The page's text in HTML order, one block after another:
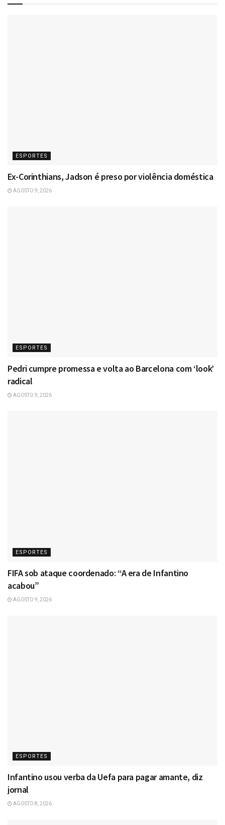
ESPORTES
Ex-Corinthians, Jadson é preso por violência doméstica
AGOSTO 9, 2026
ESPORTES
Pedri cumpre promessa e volta ao Barcelona com ‘look’
radical
AGOSTO 9, 2026
ESPORTES
FIFA sob ataque coordenado: “A era de Infantino
acabou”
AGOSTO 9, 2026
ESPORTES
Infantino usou verba da Uefa para pagar amante, diz
jornal
AGOSTO 8, 2026